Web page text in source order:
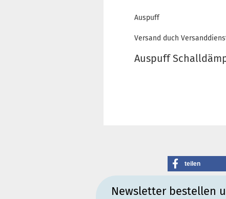
Auspuff
Versand duch
Auspuff
teilen
Newsletter bestellen